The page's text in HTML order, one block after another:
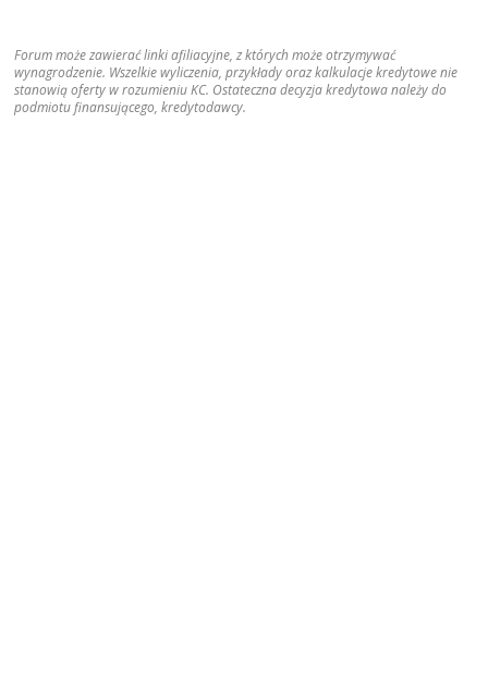
Forum może zawierać linki afiliacyjne, z których może otrzymywać
wynagrodzenie. Wszelkie wyliczenia, przykłady oraz kalkulacje kredytowe nie
stanowią oferty w rozumieniu KC. Ostateczna decyzja kredytowa należy do
podmiotu finansującego, kredytodawcy.